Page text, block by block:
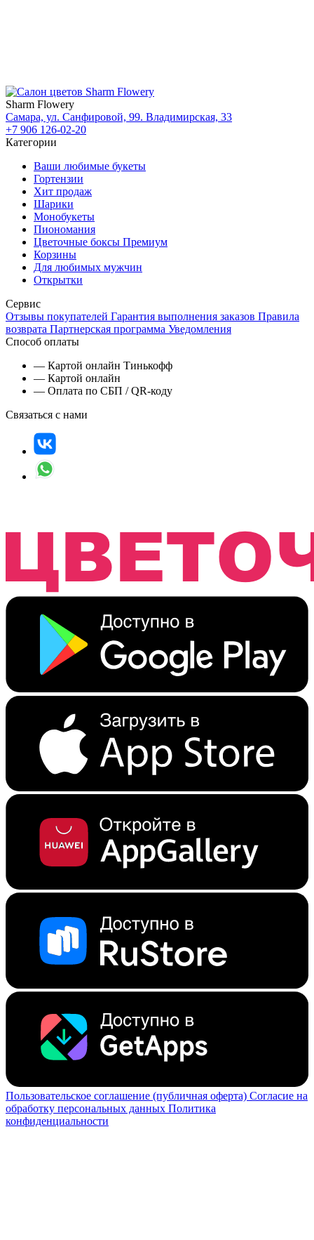
Sharm Flowery
Самара, ул. Санфировой, 99. Владимирская, 33
+7 906 126-02-20
Категории
Ваши любимые букеты
Гортензии
Хит продаж
Шарики
Монобукеты
Пиономания
Цветочные боксы Премиум
Корзины
Для любимых мужчин
Открытки
Сервис
Отзывы покупателей Гарантия выполнения заказов Правила
возврата Партнерская программа Уведомления
Способ оплаты
— Картой онлайн Тинькофф
— Картой онлайн
— Оплата по СБП / QR-коду
Связаться с нами
Пользовательское соглашение (публичная оферта) Согласие на
обработку персональных данных Политика
конфиденциальности